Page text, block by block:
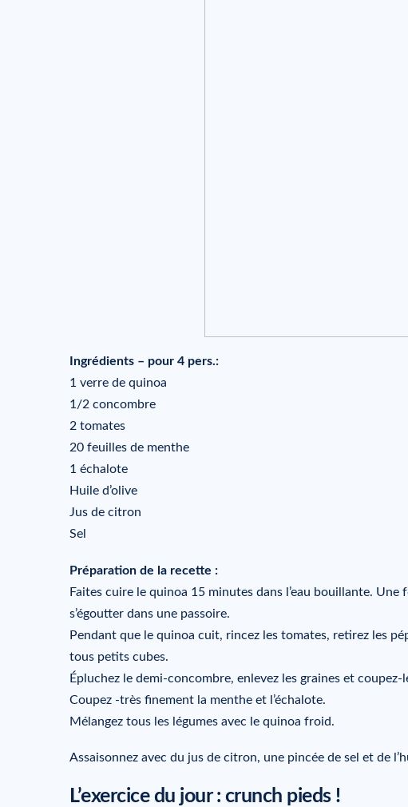
Ingrédients – pour 4 pers.:
1 verre de quinoa
1/2 concombre
2 tomates
20 feuilles de menthe
1 échalote
Huile d’olive
Jus de citron
Sel
Préparation de la recette :
Faites cuire le quinoa 15 minutes dans l’eau bouillante.
s’égoutter dans une passoire.
Pendant que le quinoa cuit, rincez les tomates, retirez les
tous petits cubes.
Épluchez le demi-concombre, enlevez les graines et
Coupez -très finement la menthe et l’échalote.
Mélangez tous les légumes avec le quinoa froid.
Assaisonnez avec du jus de citron, une pincée de sel et de
L’exercice du jour : crunch pieds !